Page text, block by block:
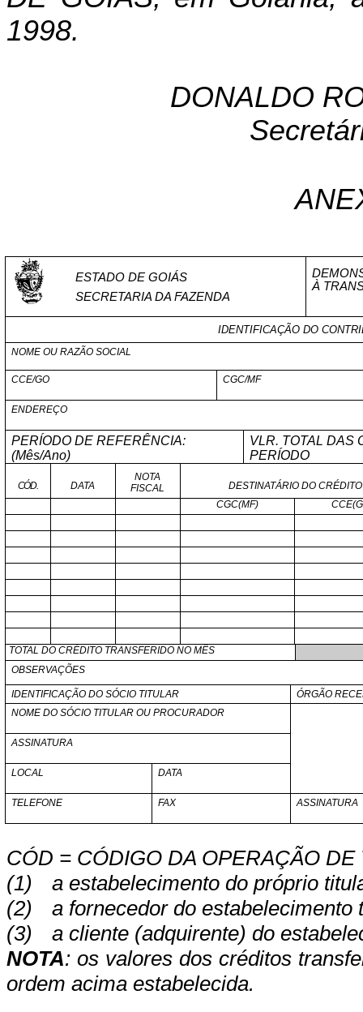
1998.
DONALDO
ESTADO DE GOIÁS
SECRETARIA DA FAZENDA
À
IDENTIFICAÇÃO DO
NOME OU RAZÃO SOCIAL
CCE/GO CGC/MF
ENDEREÇO
PERÍODO DE REFERÊNCIA:
(Mês/Ano)
VLR. TOTAL DAS
PERÍODO
CÓD. DATA
NOTA
FISCAL
DESTINATÁRIO DO CRÉDITO
CGC(MF)
TOTAL DO CRÉDITO TRANSFERIDO NO MÊS
OBSERVAÇÕES
IDENTIFICAÇÃO DO SÓCIO TITULAR
ÓRGÃO
NOME DO SÓCIO TITULAR OU PROCURADOR
ASSINATURA
LOCAL DATA
TELEFONE FAX ASSINATURA
CÓD = CÓDIGO DA OPERAÇÃO
(1)
a estabelecimento do próprio
(2)
a fornecedor do estabelecimento
(3)
a cliente (adquirente) do
NOTA: os valores dos créditos
ordem acima estabelecida.